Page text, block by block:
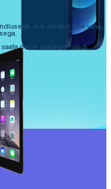
mis võrdub teie vana
saata meile pakiautomaadi